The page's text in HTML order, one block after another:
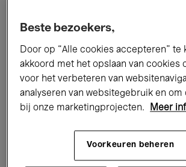
Performances Lezingen &
Jazz Klassieke Muziek
Beste bezoekers,
Door op “Alle cookies accepteren” te
akkoord met het opslaan van cookies
voor het verbeteren van
analyseren van websitegebruik en om
bij onze marketingprojecten.
Meer
Voorkeuren beheren